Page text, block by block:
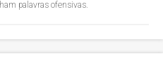
palavras ofensivas.